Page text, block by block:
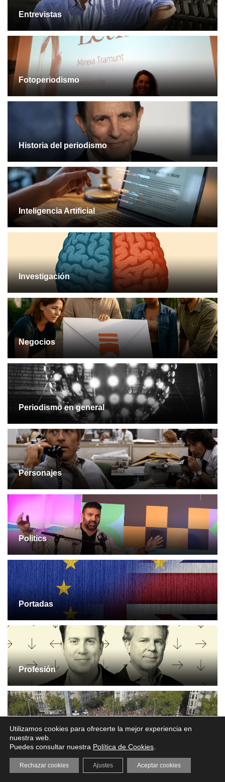
Entrevistas
Fotoperiodismo
Historia del periodismo
Inteligencia Artificial
Investigación
Negocios
Periodismo en general
Personajes
Politics
Portadas
Profesión
Recursos
Utilizamos cookies para ofrecerte la mejor experiencia en
nuestra web.
Puedes consultar nuestra Política de Cookies
Aceptar cookies
Rechazar cookies Ajustes